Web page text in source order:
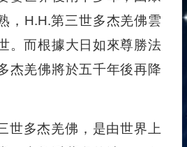
，H.H.第三世多杰羌佛雲
。而根據大日如來尊勝法
杰羌佛將於五千年後再降
多杰羌佛，是由世界上